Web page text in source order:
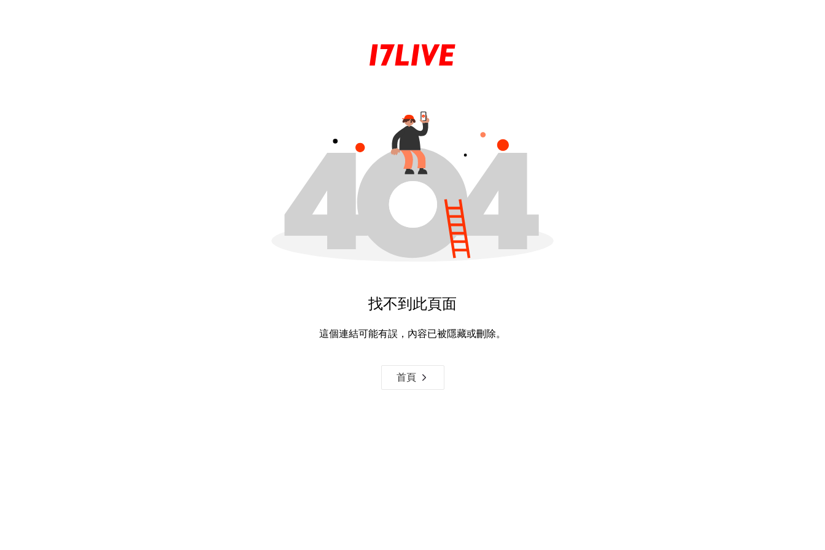
找不到此頁面
這個連結可能有誤，內容已被隱藏或刪除。
首頁